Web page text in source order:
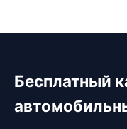
Бесплатный